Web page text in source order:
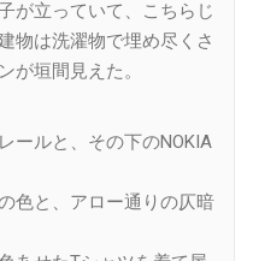
が立っていて、こちらじ
物は洗濯物で埋め尽くさ
が垣間見えた。
ールと、その下のNOKIA
色と、アロー通りの仄暗